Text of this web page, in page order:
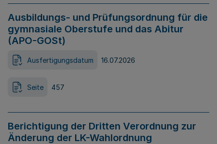
Ausbildungs- und Prüfungsordnung für die
gymnasiale Oberstufe und das Abitur
(APO-GOSt)
Ausfertigungsdatum 16.07.2026
Seite 457
Berichtigung der Dritten Verordnung zur
Änderung der LK-Wahlordnung